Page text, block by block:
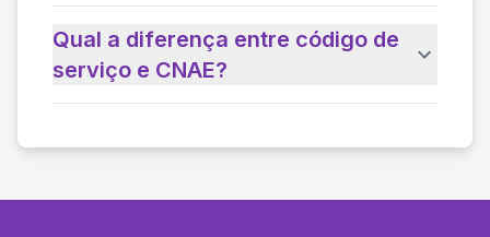
Qual a diferença entre código de
serviço e CNAE?